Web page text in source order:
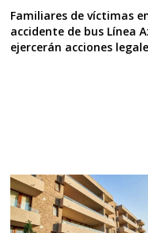
Familiares de víctimas
accidente de bus Línea
ejercerán acciones